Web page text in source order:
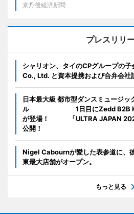
京丹後経済新聞
プレスリリ
シャリオン、タイのCPグループの
Co., Ltd. と資本提携および合弁会社
日本最大級 都市型ダンスミュージッ
ル 1日目にZedd B2B
が登場！ 「ULTRA JAPAN
公開！
Nigel Cabournが愛した表参道に、
東最大店舗がオープン。
もっと見る